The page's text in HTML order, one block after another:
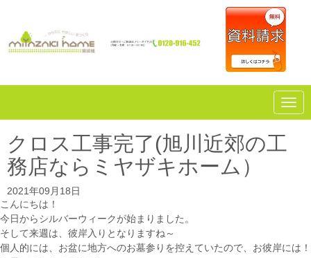
N
a
クロス工事完了(旭川近郊の工
務店ならミヤザキホーム）
2021年09月18日
こんにちは！
今日からシルバーウィークが始まりました。
そして来週は、彼岸入りとなりますね～
個人的には、お盆に地方へのお墓参りを控えていたので、お彼岸には！